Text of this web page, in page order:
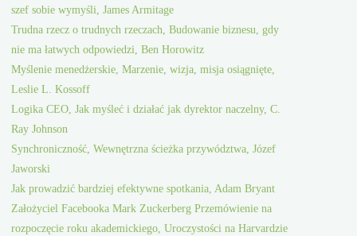
szef sobie wymyśli, James Armitage
Trudna rzecz o trudnych rzeczach, Budowanie biznesu, gdy
nie ma łatwych odpowiedzi, Ben Horowitz
Myślenie menedżerskie, Marzenie, wizja, misja osiągnięte,
Leslie L. Kossoff
Logika CEO, Jak myśleć i działać jak dyrektor naczelny, C.
Ray Johnson
Synchroniczność, Wewnętrzna ścieżka przywództwa, Józef
Jaworski
Jak prowadzić bardziej efektywne spotkania, Adam Bryant
Założyciel Facebooka Mark Zuckerberg Przemówienie na
rozpoczęcie roku akademickiego, Uroczystości na Harvardzie